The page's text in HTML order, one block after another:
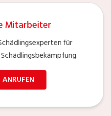
Mitarbeiter
für